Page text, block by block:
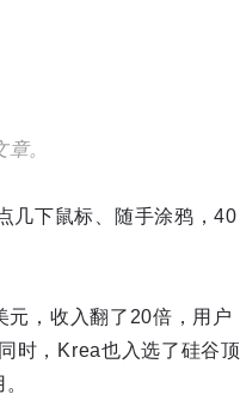
。
几下鼠标、随手涂鸦，40
，收入翻了20倍，用户
时，Krea也入选了硅谷顶